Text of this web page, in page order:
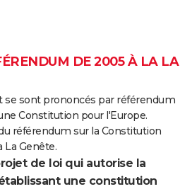
DE 2005 À LA LA
se sont prononcés par référendum
Constitution pour l'Europe.
référendum sur la Constitution
La Genête.
de loi qui autorise la
une constitution